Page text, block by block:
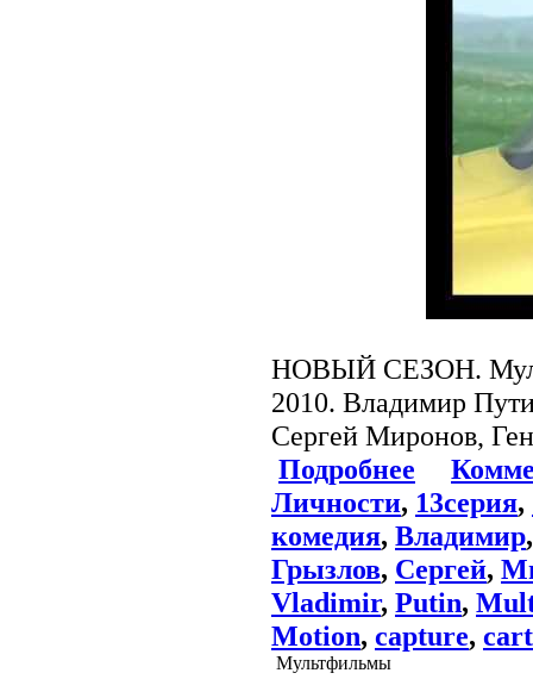
НОВЫЙ СЕЗОН.
2010. Владимир
Сергей Миронов,
Подробнее
Личности, 13серия,
комедия, Владимир
Грызлов, Сергей,
Vladimir, Putin,
Motion, capture,
Мультфильмы